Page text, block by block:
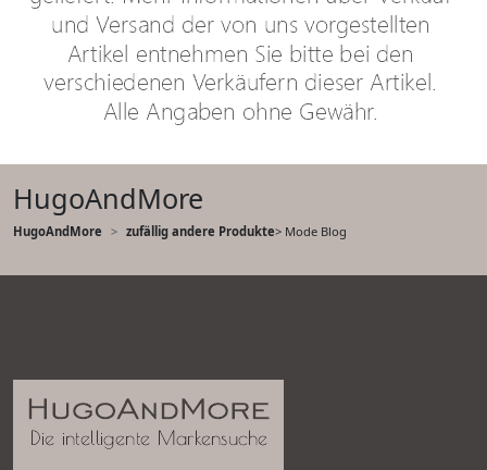
HugoAndMore
HugoAndMore zufällig andere Produkte> Mode Blog